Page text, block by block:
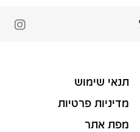
תנאי שימוש
מדיניות פרטיות
מפת אתר